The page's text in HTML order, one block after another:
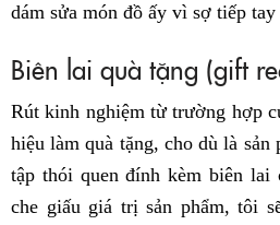
dám sửa món đồ ấy vì sợ tiếp tay
Biên lai quà tặng (gift
Rút kinh nghiệm từ trường hợp
hiệu làm quà tặng, cho dù là
tập thói quen đính kèm biên lai
che giấu giá trị sản phẩm, tôi